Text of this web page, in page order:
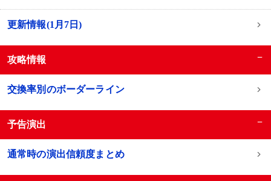
更新情報(1月7日)
攻略情報 −
交換率別のボーダーライン
予告演出 −
通常時の演出信頼度まとめ